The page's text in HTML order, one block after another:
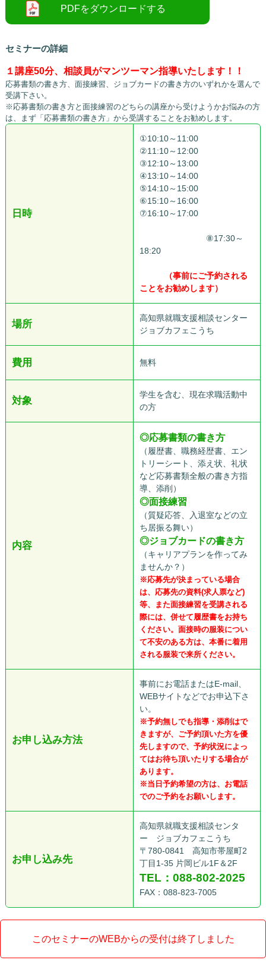
セミナーの詳細
１講座50分、相談員がマンツーマン指導いたします！！
応募書類の書き方、面接練習、ジョブカードの書き方のいずれかを選んで
受講下さい。
※応募書類の書き方と面接練習のどちらの講座から受けようかお悩みの方
は、まず「応募書類の書き方」から受講することをお勧めします。
日時
①10:10～11:00
②11:10～12:00
③12:10～13:00
④13:10～14:00
⑤14:10～15:00
⑥15:10～16:00
⑦16:10～17:00ああああああ
⑧17:30～
18:20あああああああああああ
（事前にご予約される
ことをお勧めします）
場所
高知県就職支援相談センター
ジョブカフェこうち
費用 無料
対象
学生を含む、現在求職活動中
の方
内容
◎応募書類の書き方
（履歴書、職務経歴書、エン
トリーシート、添え状、礼状
など応募書類全般の書き方指
導、添削）
◎面接練習
（質疑応答、入退室などの立
ち居振る舞い）
◎ジョブカードの書き方
（キャリアプランを作ってみ
ませんか？）
※応募先が決まっている場合
は、応募先の資料(求人票など)
等、また面接練習を受講される
際には、併せて履歴書をお持ち
ください。面接時の服装につい
て不安のある方は、本番に着用
される服装で来所ください。
お申し込み方法
事前にお電話またはE-mail、
WEBサイトなどでお申込下さ
い。
※予約無しでも指導・添削はで
きますが、ご予約頂いた方を優
先しますので、予約状況によっ
てはお待ち頂いたりする場合が
あります。
※当日予約希望の方は、お電話
でのご予約をお願いします。
お申し込み先
高知県就職支援相談センタ
ー ジョブカフェこうち
〒780-0841 高知市帯屋町2
丁目1-35 片岡ビル1F＆2F
TEL：088-802-2025
FAX：088-823-7005
このセミナーのWEBからの受付は終了しました